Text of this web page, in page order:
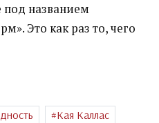
под названием
Это как раз то, чего
Кая Каллас